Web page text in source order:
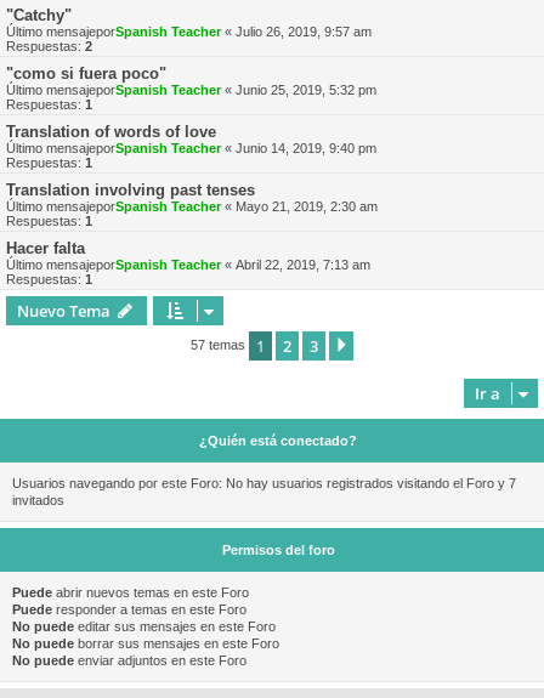
"Catchy"
Último mensajeporSpanish Teacher« Julio 26, 2019, 9:57 am
Respuestas: 2
"como si fuera poco"
Último mensajeporSpanish Teacher« Junio 25, 2019, 5:32 pm
Respuestas: 1
Translation of words of love
Último mensajeporSpanish Teacher« Junio 14, 2019, 9:40 pm
Respuestas: 1
Translation involving past tenses
Último mensajeporSpanish Teacher« Mayo 21, 2019, 2:30 am
Respuestas: 1
Hacer falta
Último mensajeporSpanish Teacher« Abril 22, 2019, 7:13 am
Respuestas: 1
Nuevo Tema
57 temas 1 2 3
Ir a
¿Quién está conectado?
Usuarios navegando por este Foro: No hay usuarios registrados visitando el Foro y 7
invitados
Permisos del foro
Puede abrir nuevos temas en este Foro
Puede responder a temas en este Foro
No puede editar sus mensajes en este Foro
No puede borrar sus mensajes en este Foro
No puede enviar adjuntos en este Foro